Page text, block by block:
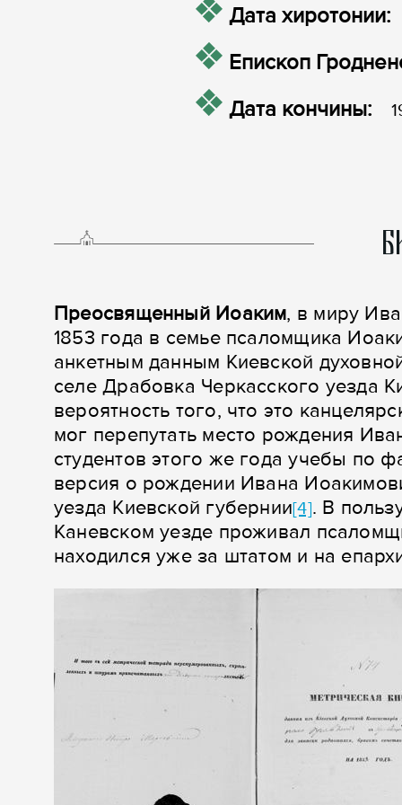
Дата хиротонии:
Епископ
Дата кончины:
Преосвященный Иоаким, в миру
1853 года в семье псаломщика
анкетным данным Киевской
селе Драбовка Черкасского уезда
вероятность того, что это
мог перепутать место рождения
студентов этого же года учебы по
версия о рождении Ивана
уезда Киевской губернии[4]. В
Каневском уезде проживал
находился уже за штатом и на